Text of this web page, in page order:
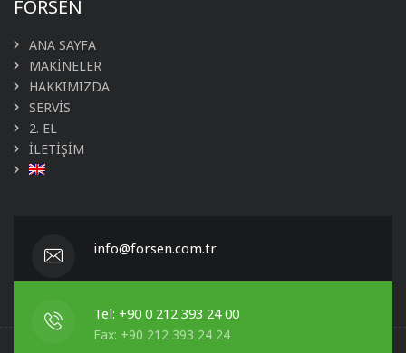
FORSEN
ANA SAYFA
MAKİNELER
HAKKIMIZDA
SERVİS
2. EL
İLETİŞİM
info@forsen.com.tr
Tel: +90 0 212 393 24 00
Fax: +90 212 393 24 24